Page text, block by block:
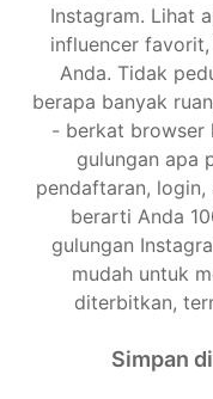
Instagram. Lihat
influencer
Anda. Tidak
berapa banyak
- berkat browser
gulungan apa
pendaftaran, login,
berarti Anda
gulungan
mudah untuk
diterbitkan,
Simpan